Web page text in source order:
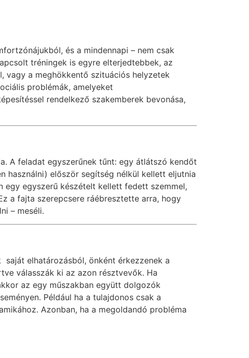
és a mindennapi – nem csak
tréningek is egyre elterjedtebbek, az
vagy a meghökkentő szituációs helyzetek
problémák, amelyeket
rendelkező szakemberek bevonása,
A feladat egyszerűnek tűnt: egy átlátszó kendőt
használni) először segítség nélkül kellett eljutnia
egyszerű készételt kellett fedett szemmel,
a fajta szerepcsere ráébresztette arra, hogy
– meséli.
elhatározásból, önként érkezzenek a
válasszák ki az azon résztvevők. Ha
az egy műszakban együtt dolgozók
Például ha a tulajdonos csak a
Azonban, ha a megoldandó probléma